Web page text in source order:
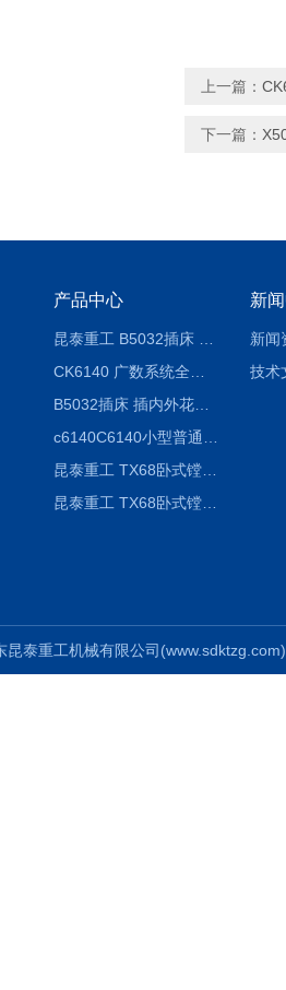
上一篇：
下一篇：
产品中心
B5032插床 插内外花键槽 B5020液压立式插床
昆泰重工 TX68卧式镗床 镗孔机 镗缸机
昆泰重工 TX68卧式镗床 镗孔机 镗缸机 单柱
新
新闻
技术
昆泰重工机械有限公司